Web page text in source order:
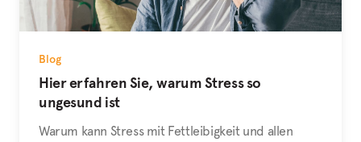
Blog
Hier erfahren Sie, warum Stress so
ungesund ist
Warum kann Stress mit Fettleibigkeit und allen